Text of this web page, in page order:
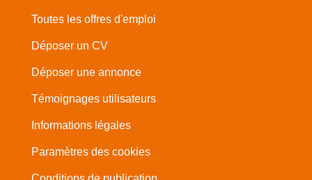
Toutes les offres d'emploi
Déposer un CV
Déposer une annonce
Témoignages utilisateurs
Informations légales
Paramètres des cookies